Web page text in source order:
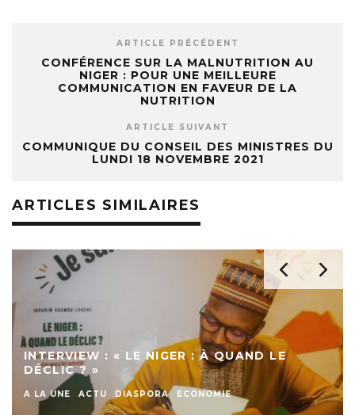
ARTICLE PRÉCÉDENT
CONFÉRENCE SUR LA MALNUTRITION AU
NIGER : POUR UNE MEILLEURE
COMMUNICATION EN FAVEUR DE LA
NUTRITION
ARTICLE SUIVANT
COMMUNIQUE DU CONSEIL DES MINISTRES DU
LUNDI 18 NOVEMBRE 2021
ARTICLES SIMILAIRES
INTERVIEW : « LE NIGER : À QUAND LE
DÉCLIC ? »
A LA UNE ACTU DIASPORA ECONOMIE